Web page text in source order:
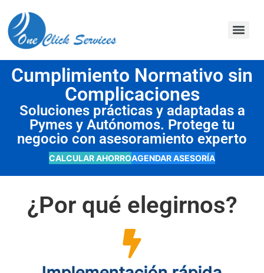
Cumplimiento Normativo sin
Complicaciones
Soluciones prácticas y adaptadas a
Pymes y Autónomos. Protege tu
negocio con asesoramiento experto
CALCULAR AHORROAGENDAR ASESORÍA
¿Por qué elegirnos?